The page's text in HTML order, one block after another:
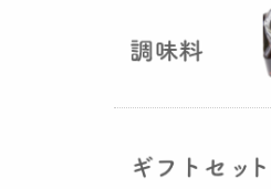
R6年 クロ黒麹が
♪（2025年01月15